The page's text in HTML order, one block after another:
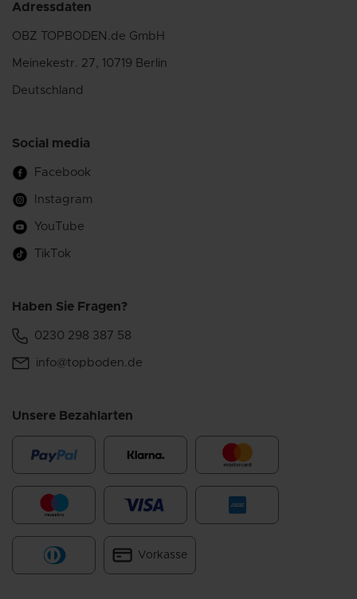
Adressdaten
OBZ TOPBODEN.de GmbH
Meinekestr. 27, 10719 Berlin
Deutschland
Social media
Facebook
Instagram
YouTube
TikTok
Haben Sie Fragen?
0230 298 387 58
info@topboden.de
Unsere Bezahlarten
Vorkasse